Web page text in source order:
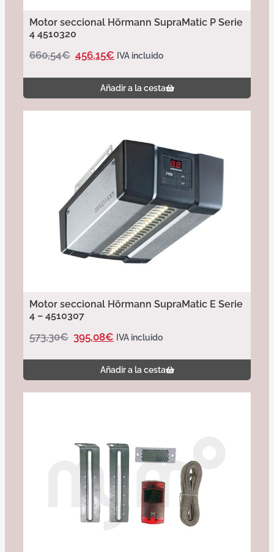
Motor seccional Hörmann SupraMatic P Serie
4 4510320
660,54€ 456,15€ IVA incluido
Añadir a la cesta
Motor seccional Hörmann SupraMatic E Serie
4 – 4510307
573,30€ 395,08€ IVA incluido
Añadir a la cesta